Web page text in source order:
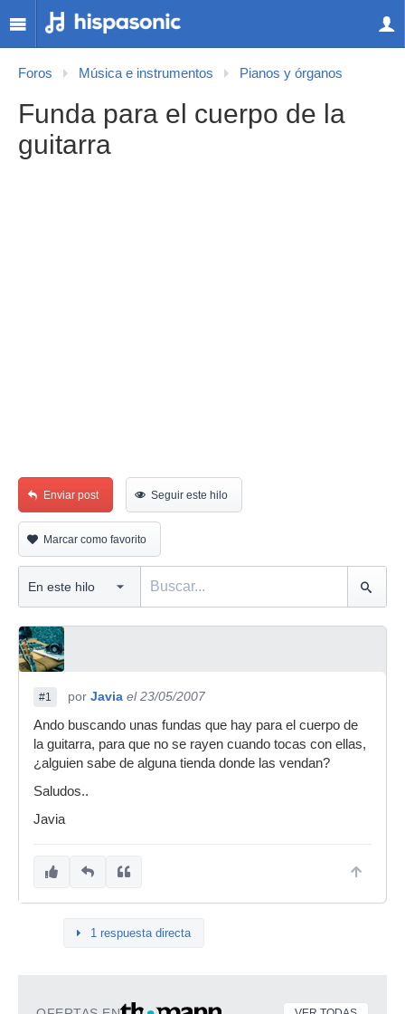
Foros Música e instrumentos Pianos y órganos
Funda para el cuerpo de la
guitarra
Enviar post Seguir este hilo
Marcar como favorito
#1 por Javia el 23/05/2007
Ando buscando unas fundas que hay para el cuerpo de
la guitarra, para que no se rayen cuando tocas con ellas,
¿alguien sabe de alguna tienda donde las vendan?
Saludos..
Javia
1 respuesta directa